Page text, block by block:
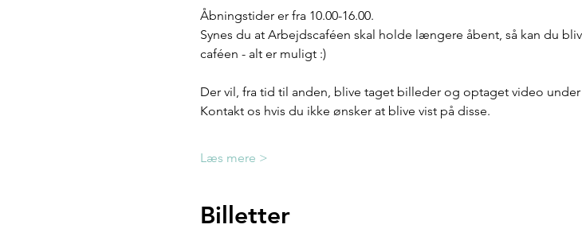
Åbningstider er fra 10.00-16.00.
Synes du at Arbejdscaféen skal holde længere åbent, så kan du
caféen - alt er muligt :)
Der vil, fra tid til anden, blive taget billeder og optaget video
Kontakt os hvis du ikke ønsker at blive vist på disse.
Læs mere >
Billetter